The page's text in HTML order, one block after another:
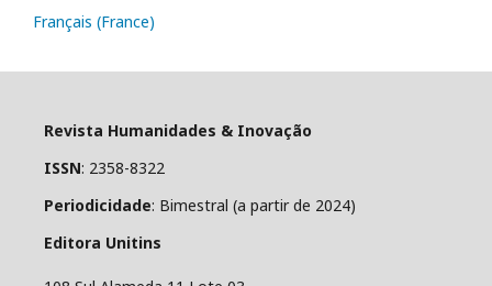
Français (France)
Revista Humanidades & Inovação
ISSN: 2358-8322
Periodicidade: Bimestral (a partir de 2024)
Editora Unitins